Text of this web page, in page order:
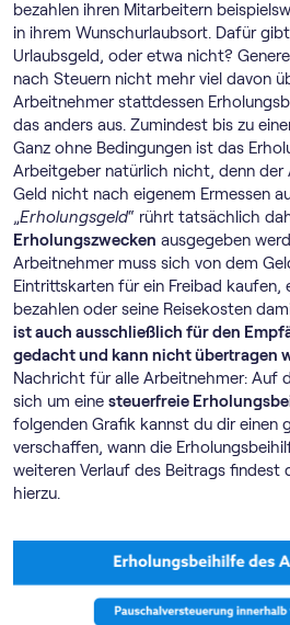
bezahlen ihren Mitarbeitern
in ihrem Wunschurlaubsort. Dafür
Urlaubsgeld, oder etwa nicht?
nach Steuern nicht mehr viel davon
Arbeitnehmer stattdessen
das anders aus. Zumindest bis zu
Ganz ohne Bedingungen ist das
Arbeitgeber natürlich nicht, denn der
Geld nicht nach eigenem Ermessen
„Erholungsgeld“ rührt tatsächlich
Erholungszwecken ausgegeben
Arbeitnehmer muss sich von dem
Eintrittskarten für ein Freibad kaufen,
bezahlen oder seine Reisekosten
ist auch ausschließlich für den
gedacht und kann nicht übertragen
Nachricht für alle Arbeitnehmer: Auf
sich um eine steuerfreie
folgenden Grafik kannst du dir einen
verschaffen, wann die
weiteren Verlauf des Beitrags findest
hierzu.